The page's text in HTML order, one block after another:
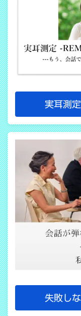
実耳測
失敗し